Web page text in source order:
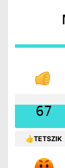
67
👍TETSZIK